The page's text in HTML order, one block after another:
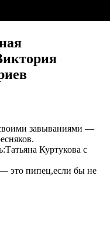
завываниями —
Куртукова с
это пипец,если бы не